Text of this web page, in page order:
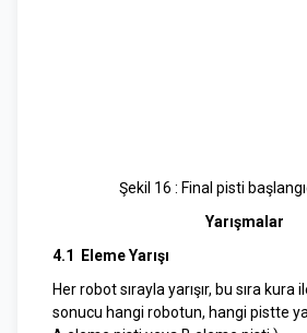
Şekil 16 : Final pisti
Yarışmalar
4.1 Eleme Yarışı
Her robot sırayla yarışır, bu sıra kura
sonucu hangi robotun, hangi pistte